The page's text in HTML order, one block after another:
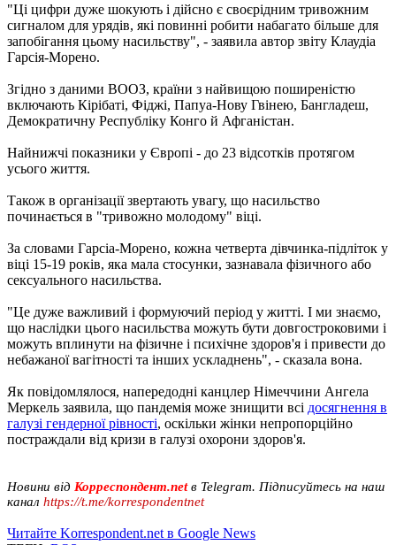
"Ці цифри дуже шокують і дійсно є своєрідним тривожним
сигналом для урядів, які повинні робити набагато більше для
запобігання цьому насильству", - заявила автор звіту Клаудіа
Гарсія-Морено.
Згідно з даними ВООЗ, країни з найвищою поширеністю
включають Кірібаті, Фіджі, Папуа-Нову Гвінею, Бангладеш,
Демократичну Республіку Конго й Афганістан.
Найнижчі показники у Європі - до 23 відсотків протягом
усього життя.
Також в організації звертають увагу, що насильство
починається в "тривожно молодому" віці.
За словами Гарсіа-Морено, кожна четверта дівчинка-підліток у
віці 15-19 років, яка мала стосунки, зазнавала фізичного або
сексуального насильства.
"Це дуже важливий і формуючий період у житті. І ми знаємо,
що наслідки цього насильства можуть бути довгостроковими і
можуть вплинути на фізичне і психічне здоров'я і привести до
небажаної вагітності та інших ускладнень", - сказала вона.
Як повідомлялося, напередодні канцлер Німеччини Ангела
Меркель заявила, що пандемія може знищити всі досягнення в
галузі гендерної рівності, оскільки жінки непропорційно
постраждали від кризи в галузі охорони здоров'я.
Новини від Корреспондент.netв Telegram. Підписуйтесь на наш
канал https://t.me/korrespondentnet
Читайте Korrespondent.net в Google News